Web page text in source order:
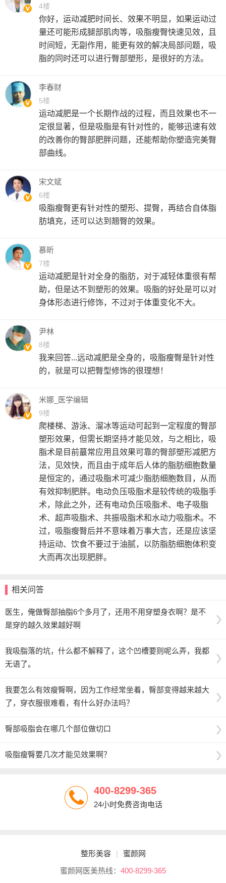
4楼
你好，运动减肥时间长、效果不明显，如果运动过
量还可能形成腿部肌肉等，吸脂瘦臀快速见效，且
时间短，无副作用，能更有效的解决局部问题，吸
脂的同时还可以进行臀部塑形，是很好的方法。
李春财
5楼
运动减肥是一个长期作战的过程，而且效果也不一
定很显著，但是吸脂是有针对性的，能够迅速有效
的改善你的臀部肥胖问题，还能帮助你塑造完美臀
部曲线。
宋文斌
6楼
吸脂瘦臀更有针对性的塑形、提臀，再结合自体脂
肪填充，还可以达到翘臀的效果。
慕昕
7楼
运动减肥是针对全身的脂肪，对于减轻体重很有帮
助，但是达不到塑形的效果。吸脂的好处是可以对
身体形态进行修饰，不过对于体重变化不大。
尹林
8楼
我来回答...远动减肥是全身的，吸脂瘦臀是针对性
的，就是可以把臀型修饰的很理想！
米娜_医学编辑
9楼
爬楼梯、游泳、溜冰等运动可起到一定程度的臀部
塑形效果，但需长期坚持才能见效，与之相比，吸
脂术是目前蕞常应用且效果可靠的臀部塑形减肥方
法，见效快，而且由于成年后人体的脂肪细胞数量
是恒定的，通过吸脂术可减少脂肪细胞数目，从而
有效抑制肥胖。电动负压吸脂术是较传统的吸脂手
术，除此之外，还有电动负压吸脂术、电子吸脂
术、超声吸脂术、共振吸脂术和水动力吸脂术。不
过，吸脂瘦臀后并不意味着万事大吉，还是应该坚
持运动、饮食不要过于油腻，以防脂肪细胞体积变
大而再次出现肥胖。
相关问答
医生，俺做臀部抽脂6个多月了，还用不用穿塑身衣啊？是不
是穿的越久效果越好啊
我吸脂落的坑，什么都不解释了，这个凹槽要则呢么弄，我都
无语了。
我要怎么有效瘦臀啊，因为工作经常坐着，臀部变得越来越大
了，穿衣服很难看，有什么好办法吗？
臀部吸脂会在哪几个部位做切口
吸脂瘦臀要几次才能见效果啊？
400-8299-365
24小时免费咨询电话
整形美容 |
蜜颜网
蜜颜网医美热线： 400-8299-365